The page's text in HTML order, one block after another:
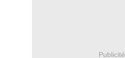
Publicité